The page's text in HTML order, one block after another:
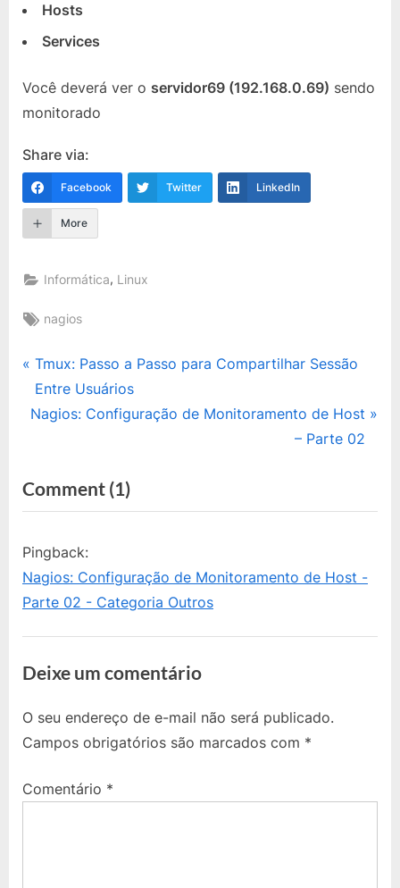
Hosts
Services
Você deverá ver o servidor69 (192.168.0.69) sendo
monitorado
Share via:
Facebook Twitter LinkedIn
More
Informática, Linux
Tags:
nagios
Navegação
de
P
r
e
o
u
P
o
s
t
:
Tmux: Passo a Passo para Compartilhar Sessão
Entre Usuários
N
t
P
s
t
:
Nagios: Configuração de Monitoramento de Host
– Parte 02
Comment (1)on
“Nagios:
de
Monitoramento
Pingback:
Nagios: Configuração de Monitoramento de Host -
Parte 02 - Categoria Outros
Deixe um comentário
O seu endereço de e-mail não será publicado.
Campos obrigatórios são marcados com *
Comentário *